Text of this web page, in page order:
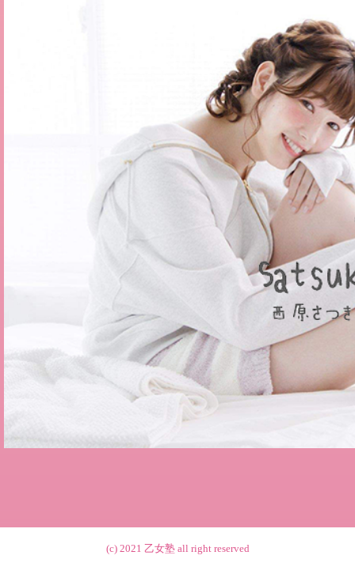
(c) 2021 乙女塾all right reserved